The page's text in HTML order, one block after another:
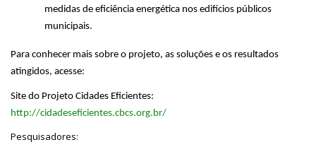
medidas de eficiência energética nos edifícios públicos
municipais.
Para conhecer mais sobre o projeto, as soluções e os resultados
atingidos, acesse:
Site do Projeto Cidades Eficientes:
http://cidadeseficientes.cbcs.org.br/
Pesquisadores: